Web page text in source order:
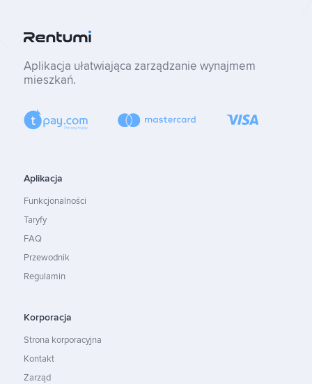
Aplikacja ułatwiająca zarządzanie wynajmem
mieszkań.
Aplikacja
Funkcjonalności
Taryfy
FAQ
Przewodnik
Regulamin
Korporacja
Strona korporacyjna
Kontakt
Zarząd